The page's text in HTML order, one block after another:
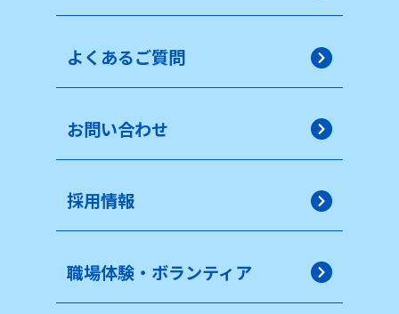
よくあるご質問
お問い合わせ
採用情報
職場体験・ボランティア